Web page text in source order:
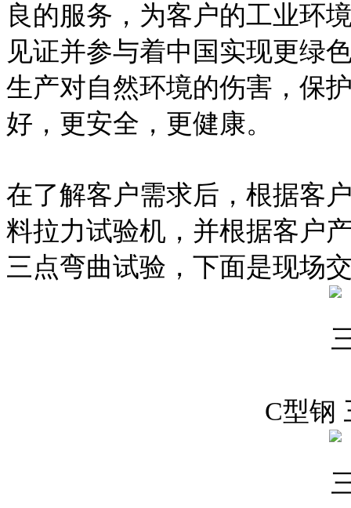
良的服务，为客户的工业环
见证并参与着中国实现更绿
生产对自然环境的伤害，保
好，更安全，更健康。
在了解客户需求后，根据客
料拉力试验机，并根据客户
三点弯曲试验，下面是现场
C型钢